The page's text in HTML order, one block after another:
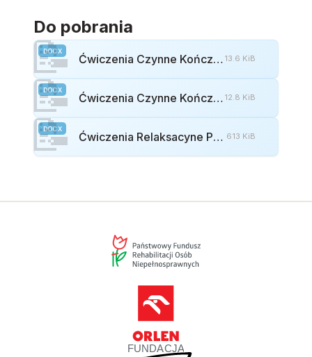
Do pobrania
DOCX
📝 Ćwiczenia Czynne Kończyn Górnych I Dolnych Rewalidacja 13.6 KiB
DOCX
📝 Ćwiczenia Czynne Kończyn Górnych W Pozycji Siedzącej 12.8 KiB
DOCX
📝 Ćwiczenia Relaksacyne Pozycje Ułożeniowe 613 KiB